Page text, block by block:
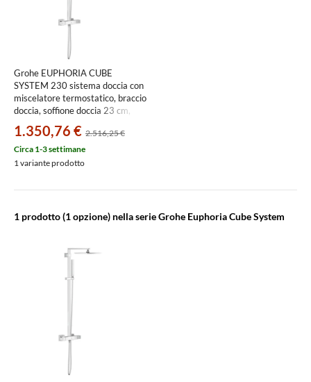
Grohe EUPHORIA CUBE
SYSTEM 230 sistema doccia con
miscelatore termostatico, braccio
doccia, soffione doccia 23 cm,
cm, finitura cromo 26087000
1.350,76 € 2.516,25 €
Circa 1-3 settimane
1 variante prodotto
1 prodotto(1 opzione) nella serie Grohe Euphoria Cube System